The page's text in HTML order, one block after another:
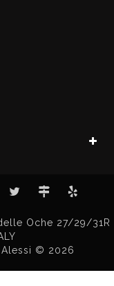
Oche 27/29/31R
Alessi © 2026